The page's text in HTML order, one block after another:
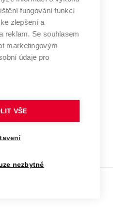
učení
technické
fungování funkcí
zlepšení a
reklam. Se souhlasem
marketingovým
údaje pro
VŠE
nezbytné